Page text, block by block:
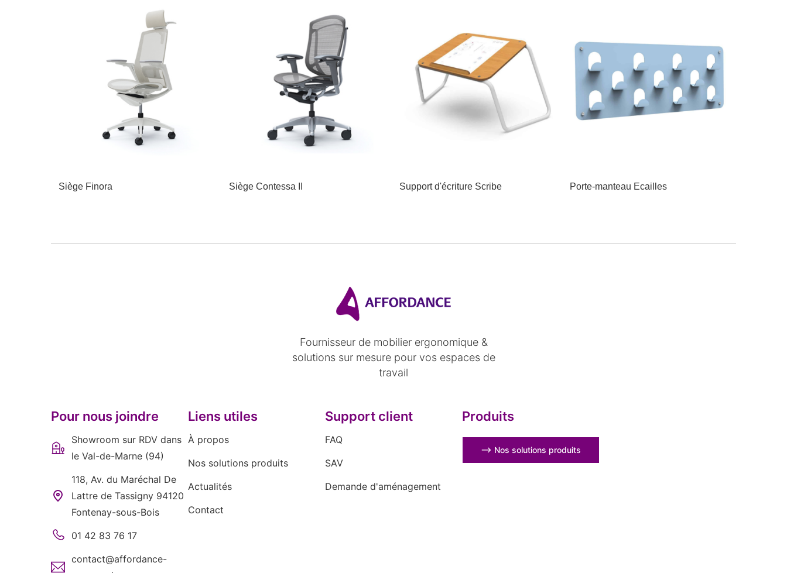
Siège Finora Siège Contessa II Support d'écriture Scribe Porte-manteau Ecailles
Fournisseur de mobilier ergonomique &
solutions sur mesure pour vos espaces de
travail
Pour nous joindre
Showroom sur RDV dans
le Val-de-Marne (94)
118, Av. du Maréchal De
Lattre de Tassigny 94120
Fontenay-sous-Bois
01 42 83 76 17
contact@affordance-
Liens utiles
À propos
Nos solutions produits
Actualités
Contact
Support client
FAQ
SAV
Demande d'aménagement
Produits
⟶ Nos solutions produits